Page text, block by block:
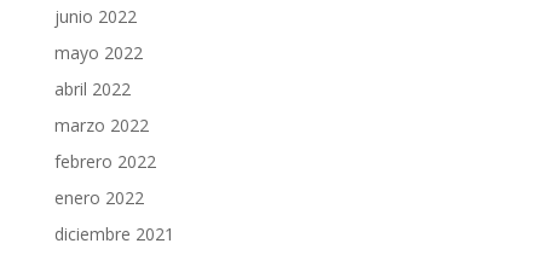
junio 2022
mayo 2022
abril 2022
marzo 2022
febrero 2022
enero 2022
diciembre 2021